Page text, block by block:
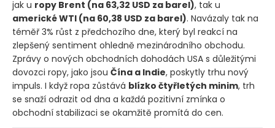
jak u ropy Brent (na 63,32 USD za barel), tak u
americké WTI (na 60,38 USD za barel). Navázaly tak na
téměř 3% růst z předchozího dne, který byl reakcí na
zlepšený sentiment ohledně mezinárodního obchodu.
Zprávy o nových obchodních dohodách USA s důležitými
dovozci ropy, jako jsou Čína a Indie, poskytly trhu nový
impuls. I když ropa zůstává blízko čtyřletých minim, trh
se snaží odrazit od dna a každá pozitivní zmínka o
obchodní stabilizaci se okamžitě promítá do cen.